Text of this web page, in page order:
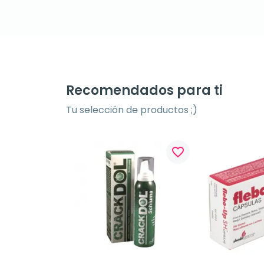
Recomendados para ti
Tu selección de productos ;)
favorite_border